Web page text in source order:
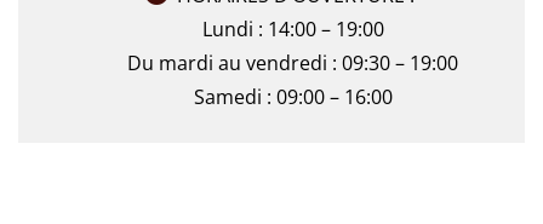
Lundi : 14:00 – 19:00
Du mardi au vendredi : 09:30 – 19:00
Samedi : 09:00 – 16:00